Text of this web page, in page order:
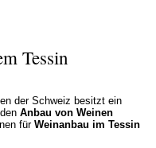
Tessin
der Schweiz besitzt ein
Anbau von Weinen
für Weinanbau im Tessin